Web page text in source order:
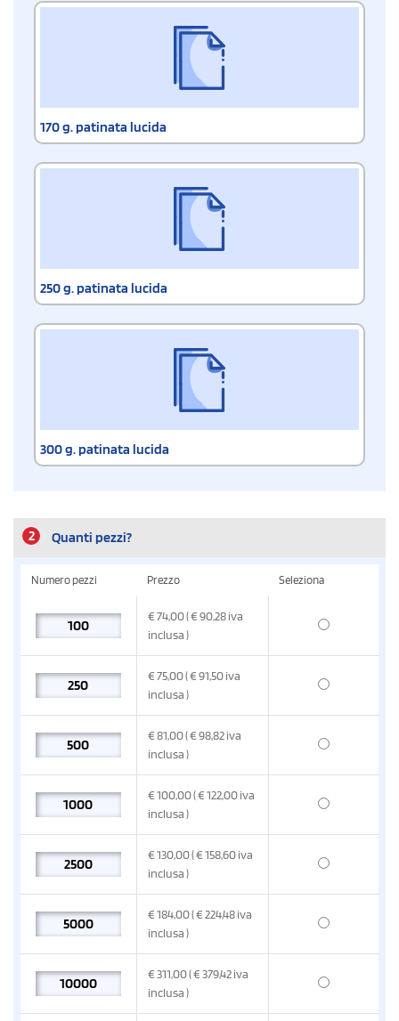
170 g. patinata lucida
250 g. patinata lucida
300 g. patinata lucida
2 Quanti pezzi?
Numero pezzi Prezzo Seleziona
€74,00( € 90,28iva
inclusa)
€75,00( € 91,50iva
inclusa)
€81,00( € 98,82iva
inclusa)
€100,00( € 122,00iva
inclusa)
€130,00( € 158,60iva
inclusa)
€184,00( € 224,48iva
inclusa)
€311,00( € 379,42iva
inclusa)